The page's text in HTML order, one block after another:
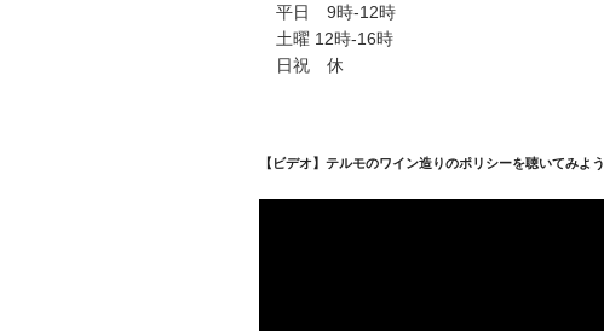
平日 9時-12時
土曜 12時-16時
日祝 休
【ビデオ】テルモのワイン造りのポリシーを聴いてみよう